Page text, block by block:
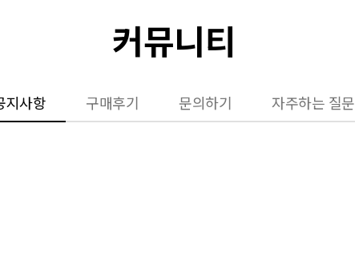
커뮤니티
지사항 구매후기 문의하기 자주하는 질문